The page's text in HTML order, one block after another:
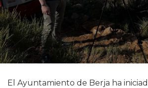
El Ayuntamiento de Berja ha